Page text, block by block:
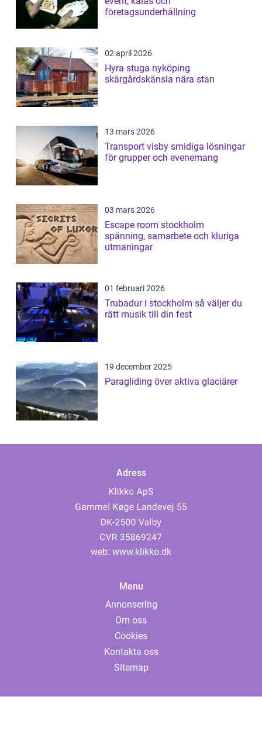
företagsunderhållning
02 april 2026
Hyra stuga nyköping
skärgårdskänsla nära stan
13 mars 2026
Transport visby smidiga lösningar
för grupper och evenemang
03 mars 2026
Escape room stockholm
spänning, samarbete och kluriga
utmaningar
01 februari 2026
Trubadur i stockholm så väljer du
rätt musik till din fest
19 december 2025
Paragliding över aktiva glaciärer
Adress
web: www.klikko.dk
Menu
Annonsering
Om oss
Cookies
Kontakta oss
Sitemap